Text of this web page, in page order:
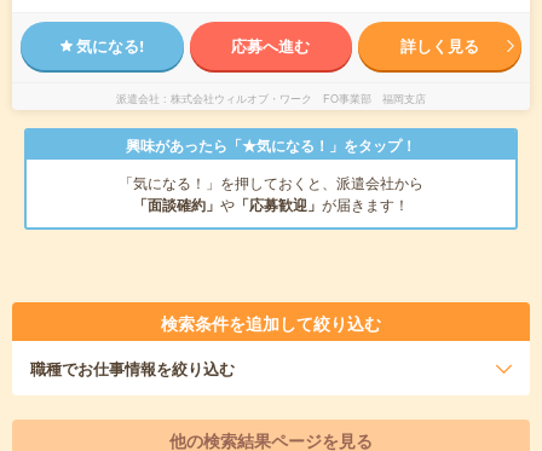
気になる! 応募へ進む 詳しく見る
派遣会社 株式会社ウィルオブ・ワーク FO事業部 福岡支店
興味があったら「★気になる！」をタップ！
「気になる！」を押しておくと、派遣会社から
「面談確約」 や 「応募歓迎」 が届きます！
検索条件を追加して絞り込む
職種でお仕事情報を絞り込む
他の検索結果ページを見る